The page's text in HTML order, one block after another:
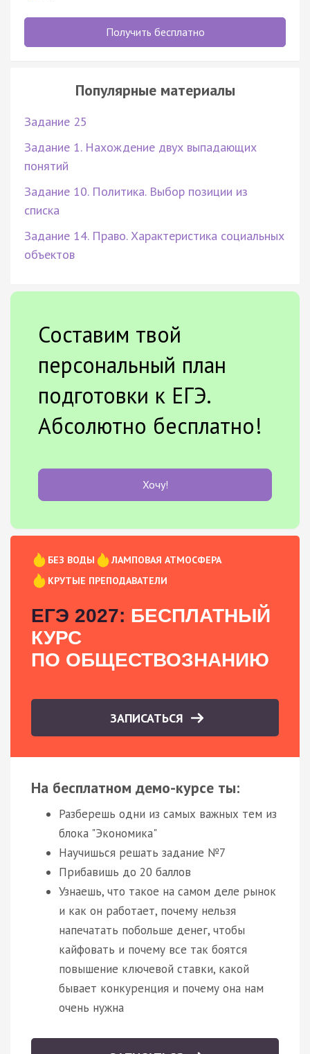
Получить бесплатно
Популярные материалы
Задание 25
Задание 1. Нахождение двух выпадающих
понятий
Задание 10. Политика. Выбор позиции из
списка
Задание 14. Право. Характеристика социальных
объектов
Составим твой
персональный план
подготовки к ЕГЭ.
Абсолютно бесплатно!
Хочу!
БЕЗ ВОДЫ
ЛАМПОВАЯ АТМОСФЕРА
КРУТЫЕ ПРЕПОДАВАТЕЛИ
ЕГЭ 2027: БЕСПЛАТНЫЙ
КУРС
ПО ОБЩЕСТВОЗНАНИЮ
ЗАПИСАТЬСЯ
На бесплатном демо-курсе ты:
Разберешь одни из самых важных тем из
блока "Экономика"
Научишься решать задание №7
Прибавишь до 20 баллов
Узнаешь, что такое на самом деле рынок
и как он работает, почему нельзя
напечатать побольше денег, чтобы
кайфовать и почему все так боятся
повышение ключевой ставки, какой
бывает конкуренция и почему она нам
очень нужна